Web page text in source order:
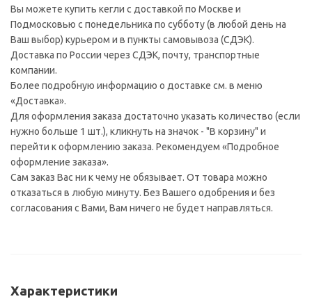
Вы можете купить кегли с доставкой по Москве и
Подмосковью с понедельника по субботу (в любой день на
Ваш выбор) курьером и в пункты самовывоза (СДЭК).
Доставка по России через СДЭК, почту, транспортные
компании.
Более подробную информацию о доставке см. в меню
«Доставка».
Для оформления заказа достаточно указать количество (если
нужно больше 1 шт.), кликнуть на значок - "В корзину" и
перейти к оформлению заказа. Рекомендуем «Подробное
оформление заказа».
Сам заказ Вас ни к чему не обязывает. От товара можно
отказаться в любую минуту. Без Вашего одобрения и без
согласования с Вами, Вам ничего не будет направляться.
Характеристики